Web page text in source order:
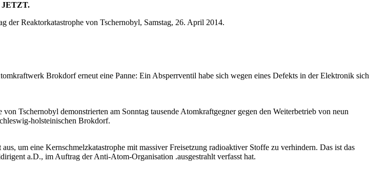
JETZT.
der Reaktorkatastrophe von Tschernobyl, Samstag, 26. April 2014.
Brokdorf erneut eine Panne: Ein Absperrventil habe sich wegen eines Defekts in der Elektronik sich
Tschernobyl demonstrierten am Sonntag tausende Atomkraftgegner gegen den Weiterbetrieb von neun
holsteinischen Brokdorf.
um eine Kernschmelzkatastrophe mit massiver Freisetzung radioaktiver Stoffe zu verhindern. Das ist das
a.D., im Auftrag der Anti-Atom-Organisation .ausgestrahlt verfasst hat.